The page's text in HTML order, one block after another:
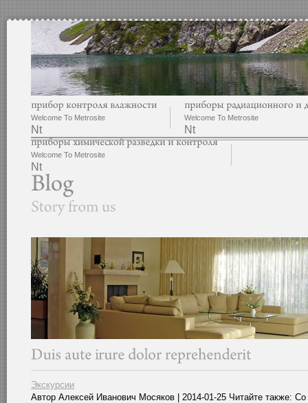
Welcome To Metrosite
Nt
Welcome To Metrosite
Nt
Welcome To Metrosite
Nt
Экскурсии
Автор Алексей Иванович Мосяков | 2014-01-25 Читайте также: Со